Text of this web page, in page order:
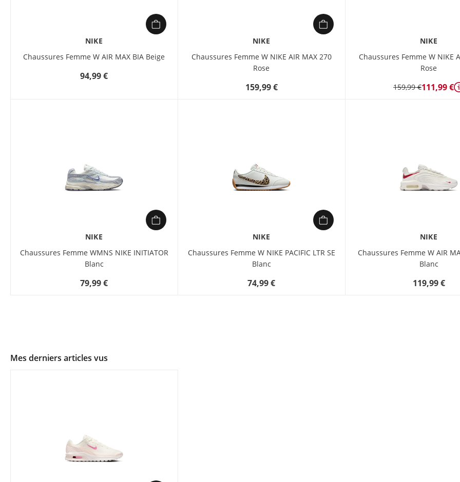
NIKE
Chaussures Femme W AIR MAX BIA Beige
94,99 €
NIKE
Chaussures Femme W NIKE AIR MAX 270
Rose
159,99 €
NIKE
Chaussures Femme W NIKE
Rose
159,99 €111,99 €
NIKE
Chaussures Femme WMNS NIKE INITIATOR
Blanc
79,99 €
NIKE
Chaussures Femme W NIKE PACIFIC LTR SE
Blanc
74,99 €
NIKE
Chaussures Femme W AIR
Blanc
119,99 €
Mes derniers articles vus